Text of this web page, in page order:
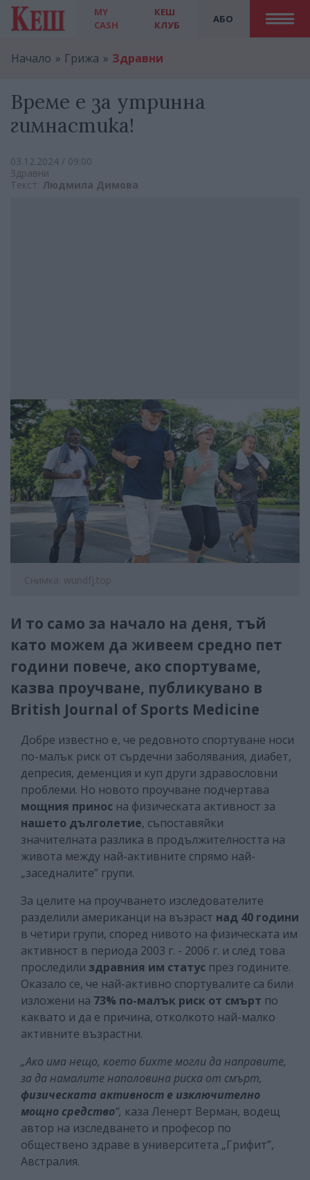
MY
CASH
АБО
КЕШ
КЛУБ
Начало Грижа Здравни
Време е за утринна
гимнастика!
03.12.2024 / 09:00
Здравни
Текст: Людмила Димова
Снимка: wundfj.top
И то само за начало на деня, тъй
като можем да живеем средно пет
години повече, ако спортуваме,
казва проучване, публикувано в
British Journal of Sports Medicine
Добре известно е, че редовното спортуване носи
по-малък риск от сърдечни заболявания, диабет,
депресия, деменция и куп други здравословни
проблеми. Но новото проучване подчертава
мощния принос на физическата активност за
нашето дълголетие, съпоставяйки
значителната разлика в продължителността на
живота между най-активните спрямо най-
„заседналите” групи.
За целите на проучването изследователите
разделили американци на възраст над 40 години
в четири групи, според нивото на физическата им
активност в периода 2003 г. - 2006 г. и след това
проследили здравния им статус през годините.
Оказало се, че най-активно спортувалите са били
изложени на 73% по-малък риск от смърт по
каквато и да е причина, отколкото най-малко
активните възрастни.
„Ако има нещо, което бихте могли да направите,
за да намалите наполовина риска от смърт,
физическата активност е изключително
мощно средство“, каза Ленерт Верман, водещ
автор на изследването и професор по
обществено здраве в университета „Грифит”,
Австралия.